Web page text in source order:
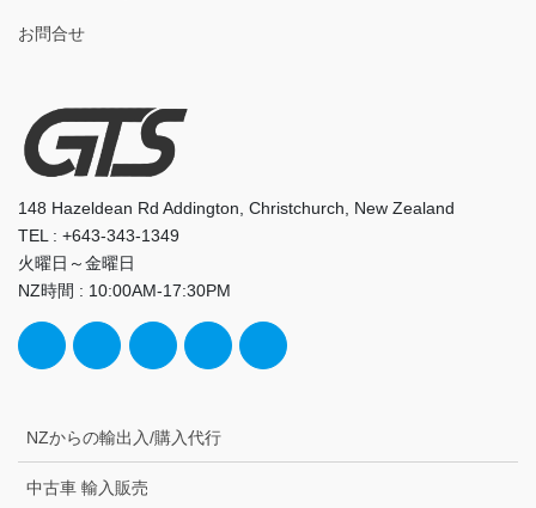
お問合せ
148 Hazeldean Rd Addington, Christchurch, New Zealand
TEL : +643-343-1349
火曜日～金曜日
NZ時間 : 10:00AM-17:30PM
NZからの輸出入/購入代行
中古車 輸入販売